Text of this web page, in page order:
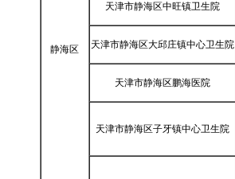
静海区
天津市静海区中旺镇卫生院
天津市静海区大邱庄镇中心卫生院
天津市静海区鹏海医院
天津市静海区子牙镇中心卫生院